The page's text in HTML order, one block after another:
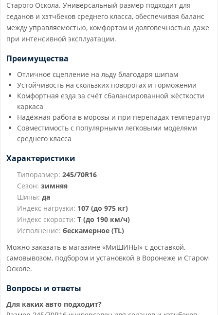
Старого Оскола. Универсальный размер подходит для
седанов и хэтчбеков среднего класса, обеспечивая баланс
между управляемостью, комфортом и долговечностью даже
при интенсивной эксплуатации.
Преимущества
Отличное сцепление на льду благодаря шипам
Устойчивость на скользких поворотах и торможении
Комфортная езда за счёт сбалансированной жёсткости
каркаса
Надёжная работа в морозы и при перепадах температур
Совместимость с популярными легковыми моделями
среднего класса
Характеристики
Типоразмер: 245/70R16
Сезон: зимняя
Шипы: да
Индекс нагрузки: 107 (до 975 кг)
Индекс скорости: T (до 190 км/ч)
Исполнение: бескамерное (TL)
Можно заказать в магазине «МиШИНЫ» с доставкой,
самовывозом, подбором и установкой в Воронеже и Старом
Осколе.
Вопросы и ответы
Для каких авто подходит?